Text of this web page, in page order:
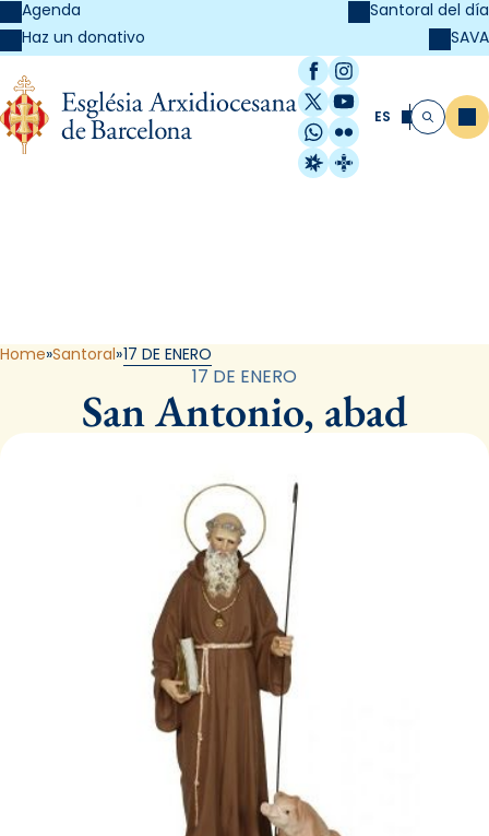
Agenda
Haz un donativo
Santoral del día
SAVA
Facebook
Instagram
X / Twitter
YouTube
WhatsApp
Flickr
Radio Estel
Catalunya
ES Buscar
Home Santoral 17 DE ENERO
17 DE ENERO
San Antonio, abad